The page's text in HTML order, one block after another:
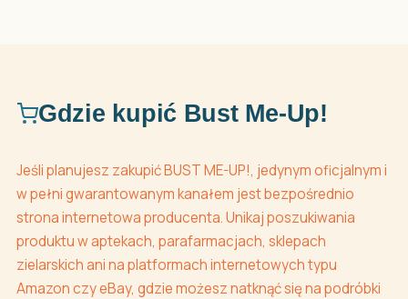
Gdzie kupić Bust Me-Up!
Jeśli planujesz zakupić BUST ME-UP!, jedynym oficjalnym i
w pełni gwarantowanym kanałem jest bezpośrednio
strona internetowa producenta. Unikaj poszukiwania
produktu w aptekach, parafarmacjach, sklepach
zielarskich ani na platformach internetowych typu
Amazon czy eBay, gdzie możesz natknąć się na podróbki